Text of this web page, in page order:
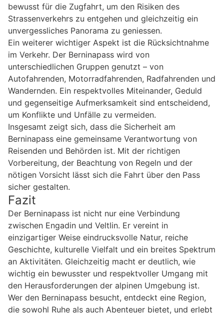
bewusst für die Zugfahrt, um den Risiken des
Strassenverkehrs zu entgehen und gleichzeitig ein
unvergessliches Panorama zu geniessen.
Ein weiterer wichtiger Aspekt ist die Rücksichtnahme
im Verkehr. Der Berninapass wird von
unterschiedlichen Gruppen genutzt – von
Autofahrenden, Motorradfahrenden, Radfahrenden und
Wandernden. Ein respektvolles Miteinander, Geduld
und gegenseitige Aufmerksamkeit sind entscheidend,
um Konflikte und Unfälle zu vermeiden.
Insgesamt zeigt sich, dass die Sicherheit am
Berninapass eine gemeinsame Verantwortung von
Reisenden und Behörden ist. Mit der richtigen
Vorbereitung, der Beachtung von Regeln und der
nötigen Vorsicht lässt sich die Fahrt über den Pass
sicher gestalten.
Fazit
Der Berninapass ist nicht nur eine Verbindung
zwischen Engadin und Veltlin. Er vereint in
einzigartiger Weise eindrucksvolle Natur, reiche
Geschichte, kulturelle Vielfalt und ein breites Spektrum
an Aktivitäten. Gleichzeitig macht er deutlich, wie
wichtig ein bewusster und respektvoller Umgang mit
den Herausforderungen der alpinen Umgebung ist.
Wer den Berninapass besucht, entdeckt eine Region,
die sowohl Ruhe als auch Abenteuer bietet, und erlebt